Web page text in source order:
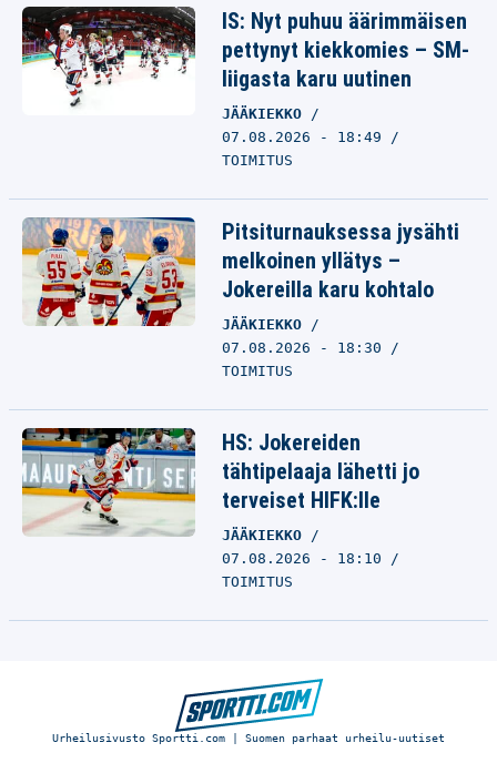
IS: Nyt puhuu äärimmäisen
pettynyt kiekkomies – SM-
liigasta karu uutinen
JÄÄKIEKKO
07.08.2026 - 18:49
TOIMITUS
Pitsiturnauksessa jysähti
melkoinen yllätys –
Jokereilla karu kohtalo
JÄÄKIEKKO
07.08.2026 - 18:30
TOIMITUS
HS: Jokereiden
tähtipelaaja lähetti jo
terveiset HIFK:lle
JÄÄKIEKKO
07.08.2026 - 18:10
TOIMITUS
Urheilusivusto Sportti.com | Suomen parhaat urheilu-uutiset